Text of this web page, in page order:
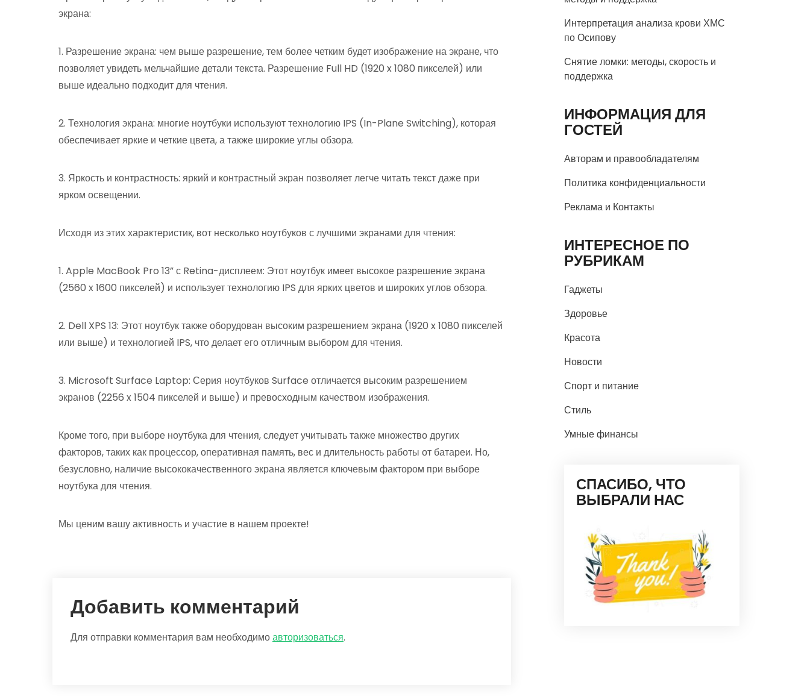
экрана:
1. Разрешение экрана: чем выше разрешение, тем более четким будет изображение на экране, что
позволяет увидеть мельчайшие детали текста. Разрешение Full HD (1920 x 1080 пикселей) или
выше идеально подходит для чтения.
2. Технология экрана: многие ноутбуки используют технологию IPS (In-Plane Switching), которая
обеспечивает яркие и четкие цвета, а также широкие углы обзора.
3. Яркость и контрастность: яркий и контрастный экран позволяет легче читать текст даже при
ярком освещении.
Исходя из этих характеристик, вот несколько ноутбуков с лучшими экранами для чтения:
1. Apple MacBook Pro 13” с Retina-дисплеем: Этот ноутбук имеет высокое разрешение экрана
(2560 x 1600 пикселей) и использует технологию IPS для ярких цветов и широких углов обзора.
2. Dell XPS 13: Этот ноутбук также оборудован высоким разрешением экрана (1920 x 1080 пикселей
или выше) и технологией IPS, что делает его отличным выбором для чтения.
3. Microsoft Surface Laptop: Серия ноутбуков Surface отличается высоким разрешением
экранов (2256 x 1504 пикселей и выше) и превосходным качеством изображения.
Кроме того, при выборе ноутбука для чтения, следует учитывать также множество других
факторов, таких как процессор, оперативная память, вес и длительность работы от батареи. Но,
безусловно, наличие высококачественного экрана является ключевым фактором при выборе
ноутбука для чтения.
Мы ценим вашу активность и участие в нашем проекте!
Добавить комментарий
Для отправки комментария вам необходимоавторизоваться.
Интерпретация анализа крови ХМС
по Осипову
Снятие ломки: методы, скорость и
поддержка
ИНФОРМАЦИЯ ДЛЯ
ГОСТЕЙ
Авторам и правообладателям
Политика конфиденциальности
Реклама и Контакты
ИНТЕРЕСНОЕ ПО
РУБРИКАМ
Гаджеты
Здоровье
Красота
Новости
Спорт и питание
Стиль
Умные финансы
СПАСИБО, ЧТО
ВЫБРАЛИ НАС